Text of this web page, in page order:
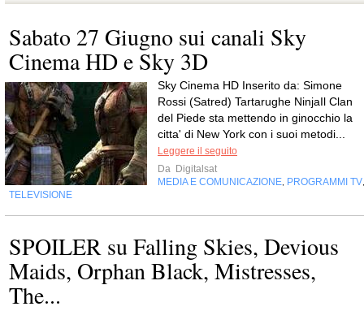
Sabato 27 Giugno sui canali Sky
Cinema HD e Sky 3D
Sky Cinema HD Inserito da: Simone
Rossi (Satred) Tartarughe NinjaIl Clan
del Piede sta mettendo in ginocchio la
citta' di New York con i suoi metodi...
Leggere il seguito
Da Digitalsat
MEDIA E COMUNICAZIONE PROGRAMMI TV
TELEVISIONE
SPOILER su Falling Skies, Devious
Maids, Orphan Black, Mistresses,
The...